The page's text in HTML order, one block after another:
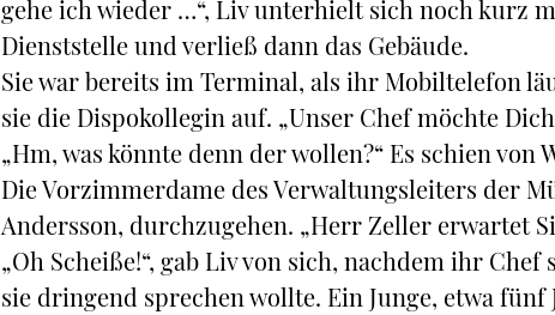
gehe ich wieder …“, Liv unterhielt sich noch kurz
Dienststelle und verließ dann das Gebäude.
Sie war bereits im Terminal, als ihr Mobiltelefon
sie die Dispokollegin auf. „Unser Chef möchte
„Hm, was könnte denn der wollen?“ Es schien von
Die Vorzimmerdame des Verwaltungsleiters der
Andersson, durchzugehen. „Herr Zeller erwartet
„Oh Scheiße!“, gab Liv von sich, nachdem ihr
sie dringend sprechen wollte. Ein Junge, etwa fünf